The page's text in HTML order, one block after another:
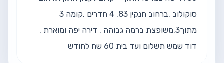
דוד שמש תשלום ועד בית 60 שח לחודש